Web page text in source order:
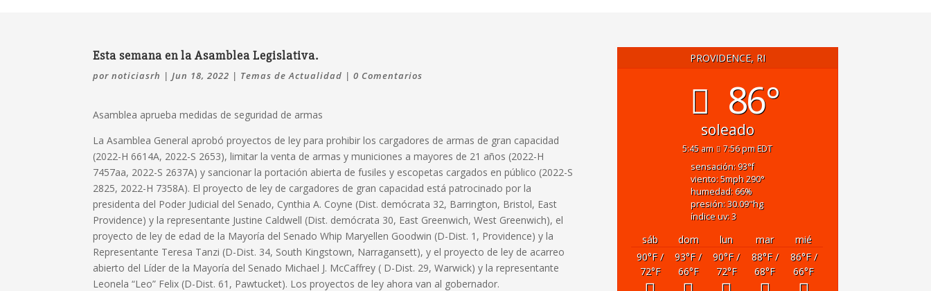
Esta semana en la Asamblea Legislativa.
pornoticiasrh |Jun 18, 2022 | Temas de Actualidad |0 Comentarios
Asamblea aprueba medidas de seguridad de armas
La Asamblea General aprobó proyectos de ley para prohibir los cargadores de armas de gran capacidad
(2022-H 6614A, 2022-S 2653), limitar la venta de armas y municiones a mayores de 21 años (2022-H
7457aa, 2022-S 2637A) y sancionar la portación abierta de fusiles y escopetas cargados en público (2022-S
2825, 2022-H 7358A). El proyecto de ley de cargadores de gran capacidad está patrocinado por la
presidenta del Poder Judicial del Senado, Cynthia A. Coyne (Dist. demócrata 32, Barrington, Bristol, East
Providence) y la representante Justine Caldwell (Dist. demócrata 30, East Greenwich, West Greenwich), el
proyecto de ley de edad de la Mayoría del Senado Whip Maryellen Goodwin (D-Dist. 1, Providence) y la
Representante Teresa Tanzi (D-Dist. 34, South Kingstown, Narragansett), y el proyecto de ley de acarreo
abierto del Líder de la Mayoría del Senado Michael J. McCaffrey ( D-Dist. 29, Warwick) y la representante
Leonela “Leo” Felix (D-Dist. 61, Pawtucket). Los proyectos de ley ahora van al gobernador.
PROVIDENCE, RI
86°
soleado
5:45 am 7:56 pm EDT
sensación: 93°f
viento: 5mph290°
humedad: 66%
presión: 30.09"hg
índice uv: 3
sáb dom lun mar
mié
90°F/
72°F
93°F/
66°F
90°F/
72°F
88°F/
68°F
86°F/
66°F